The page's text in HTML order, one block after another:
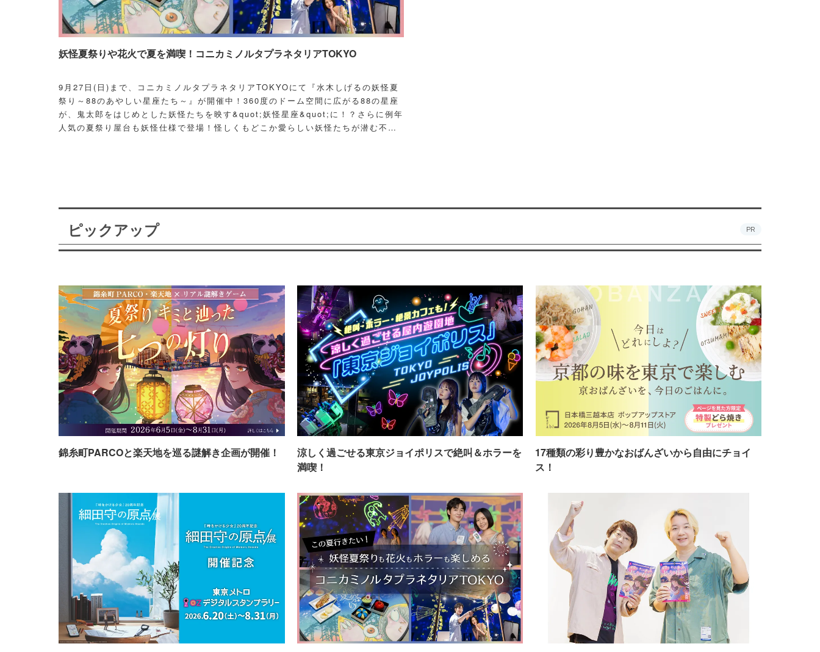
妖怪夏祭りや花火で夏を満喫！コニカミノルタプラネタリアTOKYO
9月27日(日)まで、コニカミノルタプラネタリアTOKYOにて『水木しげるの妖怪夏
祭り～88のあやしい星座たち～』が開催中！360度のドーム空間に広がる88の星座
が、鬼太郎をはじめとした妖怪たちを映す&quot;妖怪星座&quot;に！？さらに例年
人気の夏祭り屋台も妖怪仕様で登場！怪しくもどこか愛らしい妖怪たちが潜む不思
ピックアップ PR
錦糸町PARCOと楽天地を巡る謎解き企画が開催！
涼しく過ごせる東京ジョイポリスで絶叫＆ホラーを
満喫！
17種類の彩り豊かなおばんざいから自由にチョイ
ス！